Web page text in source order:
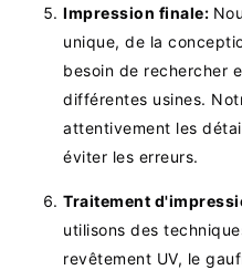
Impression finale:
unique, de la
besoin de rechercher
différentes usines.
attentivement les
éviter les erreurs.
Traitement
utilisons des
revêtement UV, le